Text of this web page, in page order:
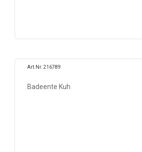
Art.Nr. 216789
Badeente Kuh